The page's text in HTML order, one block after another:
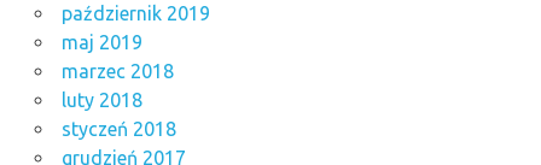
październik 2019
maj 2019
marzec 2018
luty 2018
styczeń 2018
grudzień 2017